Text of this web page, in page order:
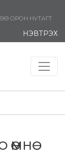
ОРОН НУТАГТ
НЭВТРЭХ